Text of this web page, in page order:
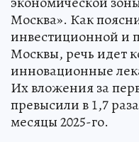
Москва». Как
инвестиционной и
Москвы, речь идет
инновационные
Их вложения за
превысили в 1,7
месяцы 2025-го.